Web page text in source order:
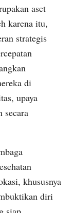
aset
karena itu,
strategis
di
upaya
secara
khususnya
diri